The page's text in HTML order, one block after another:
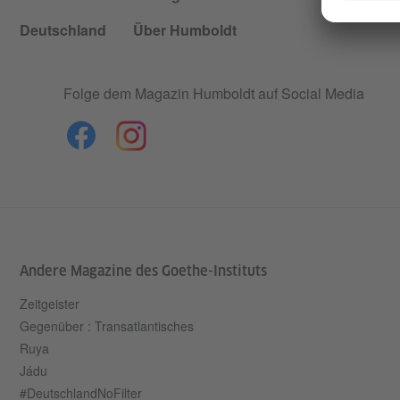
Deutschland
Über Humboldt
Folge dem Magazin Humboldt auf Social Media
Andere Magazine des Goethe-Instituts
Zeitgeister
Gegenüber : Transatlantisches
Ruya
Jádu
#DeutschlandNoFilter